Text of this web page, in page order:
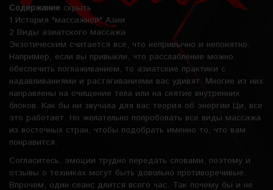
Содержание скрыть
1 История "массажной" Азии
2 Виды азиатского массажа
Экзотическим считается все, что непривычно и непонятно.
Например, если вы привыкли, что расслабление можно
обеспечить поглаживанием, то азиатские практики с
надавливаниями и растягиваниями вас удивят. Многие из них
направлены на очищение тела или на снятие внутренних
блоков. Как бы ни звучала для вас теория об энергии Ци, все
это работает. Но желательно попробовать все виды массажа
из восточных стран, чтобы подобрать именно то, что вам
понравится.
Согласитесь, эмоции трудно передать словами, поэтому и
отзывы о техниках могут быть довольно противоречивые.
Впрочем, один сеанс длится всего час. Так почему бы и не